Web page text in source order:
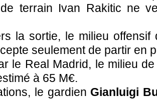
terrain Ivan Rakitic ne
la sortie, le milieu
seulement de partir en
le Real Madrid, le milieu
à 65 M€.
le gardien Gianluigi